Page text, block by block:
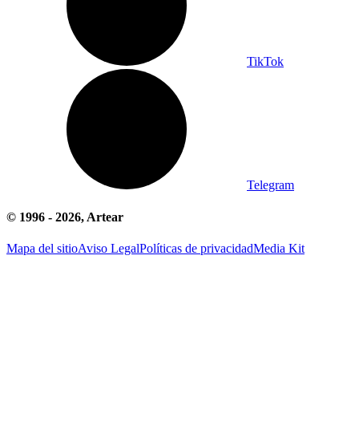
TikTok
Telegram
© 1996 - 2026, Artear
Mapa del sitioAviso LegalPolíticas de privacidadMedia Kit